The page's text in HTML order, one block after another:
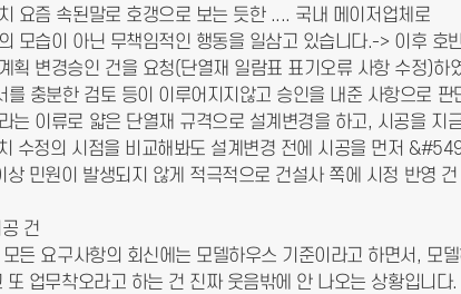
요즘 속된말로 호갱으로 보는 듯한 .... 국내 메이저업체로
모습이 아닌 무책임적인 행동을 일삼고 있습니다.-> 이후
획 변경승인 건을 요청(단열재 일람표 표기오류 사항 수정)하
를 충분한 검토 등이 이루어지지않고 승인을 내준 사항으로
는 이류로 얇은 단열재 규격으로 설계변경을 하고, 시공을 지
수정의 시점을 비교해봐도 설계변경 전에 시공을 먼저
상 민원이 발생되지 않게 적극적으로 건설사 쪽에 시정 반영
건
든 요구사항의 회신에는 모델하우스 기준이라고 하면서, 모
또 업무착오라고 하는 건 진짜 웃음밖에 안 나오는 상황입니다.